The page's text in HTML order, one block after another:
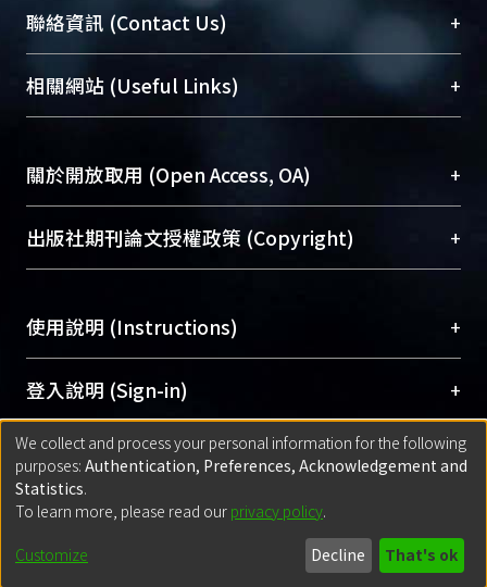
臺大位居世界頂尖大學之列，為永久珍藏及向國際
展現本校豐碩的研究成果及學術能量，圖書館整合
機構典藏（NTUR）與學術庫（AH）不同功能平
台，成為臺大學術典藏NTU scholars。期能整合研
成果。
To permanently archive and promote researcher
profiles and scholarly works, Library integrates the
services of “NTU Repository” with “Academic
聯絡資訊 (Contact Us) +
總館學科館員(Main Library)
醫學圖書館學科館員(Medical Library)
Sciences Library)
相關網站 (Useful Links) +
關於開放取用 (Open Access, OA) +
開放取用是從使用者角度提升資訊取用性的社會運
動，應用在學術研究上是透過將研究著作公開供使
用逐年攀升。同時可加速研究發展、提升研究影響
Archive）平台。 （點選深入了解OA）
出版社期刊論文授權政策 (Copyright) +
含部分內容的版權非匯入者所有，或由第三方贊
助與合作完成，請確認該版權所有者及第三方同
意提供此授權。
Please represent that the submission is your
original work, and that you have the right to
grant the rights to upload.
若欲上傳已出版的全文電子檔，可使用
policy finder
網站查詢，以確認出版單位之版權
政策。
使用說明 (Instructions) +
網站簡介(Quickstart Guide)
使用手冊(Instruction Manual)
線上預約服務(Booking Service)
登入說明 (Sign-in) +
方案一：臺灣大學計算機中心帳號登入
(With C&INC Email Account)
方案二：ORCID帳號登入(With ORCID)
匯入著作 (Submission) +
方案一：定期更新ORCID者，以ID匯入
for identifier (ORCID))
方案二：
(Default mode Submission)
Built withDSpace-CRIS software
- Extension maintained and optimized
We collect and process your personal information for the following
purposes: Authentication, Preferences, Acknowledgement and
Statistics.
To learn more, please read our privacy policy.
Customize Decline That's ok